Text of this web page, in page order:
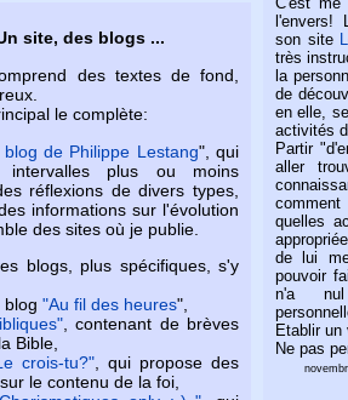
site, des blogs ...
des textes de fond,
le complète:
blog de Philippe Lestang", qui
plus ou moins
réflexions de divers types,
informations sur l'évolution
des sites où je publie.
blogs, plus spécifiques, s'y
"Au fil des heures",
, contenant de brèves
Bible,
crois-tu?", qui propose des
le contenu de la foi,
l'envers!
son site
très
la
de
en elle,
activités
Partir
aller
quelles
de lui
pouvoir
n'a
Etablir un
Ne pas